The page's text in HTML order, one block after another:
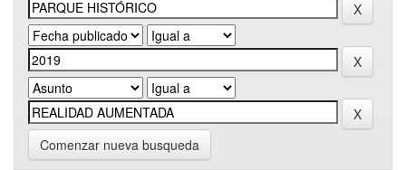
Comenzar nueva busqueda